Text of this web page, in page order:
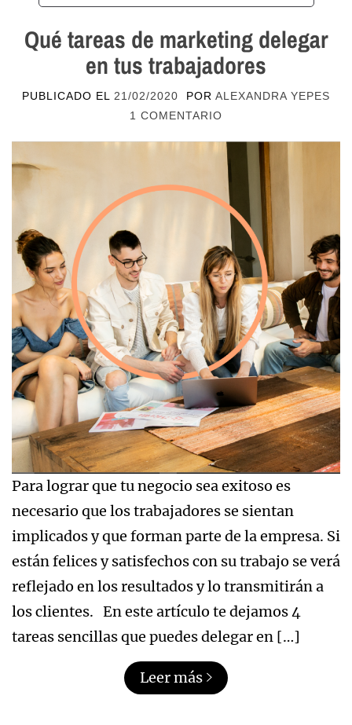
Qué tareas de marketing delegar
en tus trabajadores
PUBLICADO EL 21/02/2020 POR ALEXANDRA YEPES
1 COMENTARIO
Para lograr que tu negocio sea exitoso es
necesario que los trabajadores se sientan
implicados y que forman parte de la empresa. Si
están felices y satisfechos con su trabajo se verá
reflejado en los resultados y lo transmitirán a
los clientes. En este artículo te dejamos 4
tareas sencillas que puedes delegar en […]
Leer más